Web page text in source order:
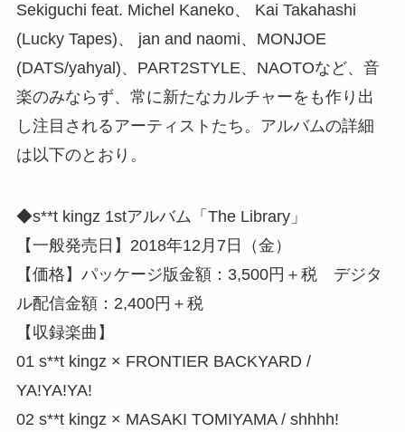
Sekiguchi feat. Michel Kaneko、 Kai Takahashi
(Lucky Tapes)、 jan and naomi、MONJOE
(DATS/yahyal)、PART2STYLE、NAOTOなど、音
楽のみならず、常に新たなカルチャーをも作り出
し注目されるアーティストたち。アルバムの詳細
は以下のとおり。
◆s**t kingz 1stアルバム「The Library」
【一般発売日】2018年12月7日（金）
【価格】パッケージ版金額：3,500円＋税 デジタ
ル配信金額：2,400円＋税
【収録楽曲】
01 s**t kingz × FRONTIER BACKYARD /
YA!YA!YA!
02 s**t kingz × MASAKI TOMIYAMA / shhhh!